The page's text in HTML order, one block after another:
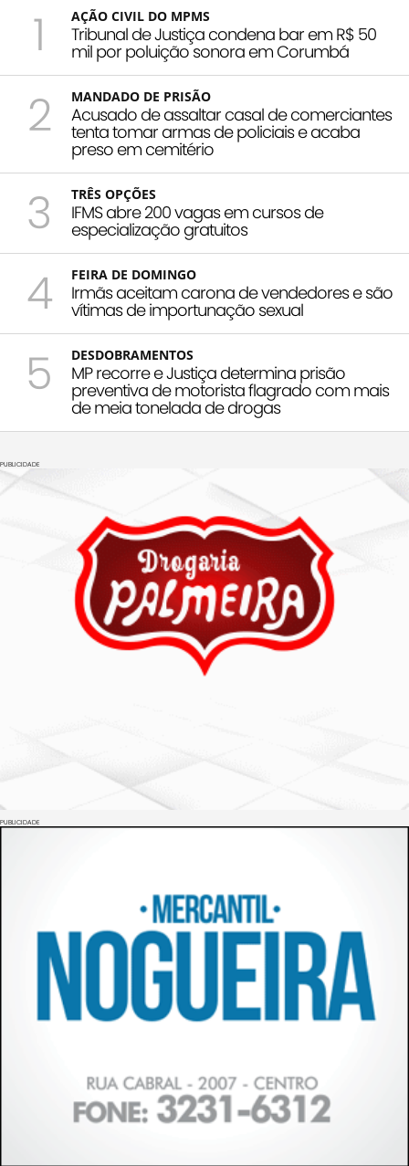
1 AÇÃO CIVIL DO MPMS
Tribunal de Justiça condena bar em R$ 50
mil por poluição sonora em Corumbá
2 MANDADO DE PRISÃO
Acusado de assaltar casal de comerciantes
tenta tomar armas de policiais e acaba
preso em cemitério
3 TRÊS OPÇÕES
IFMS abre 200 vagas em cursos de
especialização gratuitos
4 FEIRA DE DOMINGO
Irmãs aceitam carona de vendedores e são
vítimas de importunação sexual
5 DESDOBRAMENTOS
MP recorre e Justiça determina prisão
preventiva de motorista flagrado com mais
de meia tonelada de drogas
PUBLICIDADE
PUBLICIDADE